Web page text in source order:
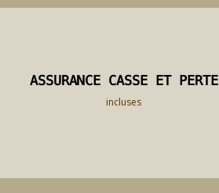
ASSURANCE CASSE ET PERTE
ASSURANCE CASSE ET PERTE
incluses